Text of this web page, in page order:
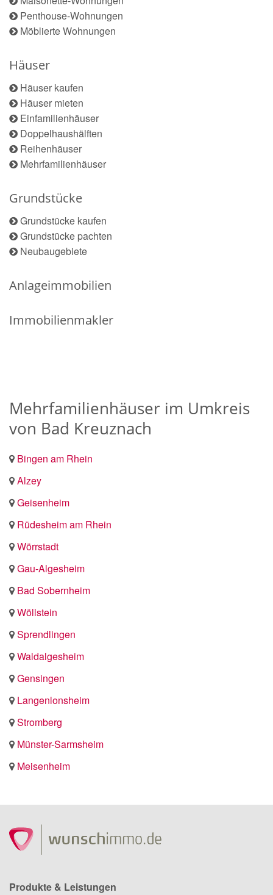
Penthouse-Wohnungen
Möblierte Wohnungen
Häuser
Häuser kaufen
Häuser mieten
Einfamilienhäuser
Doppelhaushälften
Reihenhäuser
Mehrfamilienhäuser
Grundstücke
Grundstücke kaufen
Grundstücke pachten
Neubaugebiete
Anlageimmobilien
Immobilienmakler
Mehrfamilienhäuser im Umkreis
von Bad Kreuznach
Bingen am Rhein
Alzey
Geisenheim
Rüdesheim am Rhein
Wörrstadt
Gau-Algesheim
Bad Sobernheim
Wöllstein
Sprendlingen
Waldalgesheim
Gensingen
Langenlonsheim
Stromberg
Münster-Sarmsheim
Meisenheim
Produkte & Leistungen